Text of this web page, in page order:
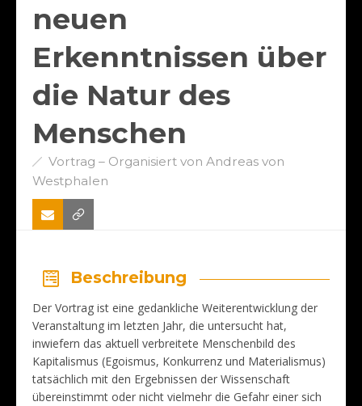
neuen
Erkenntnissen über
die Natur des
Menschen
Vortrag – Organisiert von Andreas von
Westphalen
Beschreibung
Der Vortrag ist eine gedankliche Weiterentwicklung der
Veranstaltung im letzten Jahr, die untersucht hat,
inwiefern das aktuell verbreitete Menschenbild des
Kapitalismus (Egoismus, Konkurrenz und Materialismus)
tatsächlich mit den Ergebnissen der Wissenschaft
übereinstimmt oder nicht vielmehr die Gefahr einer sich